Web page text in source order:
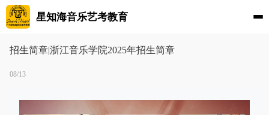
星知海音乐艺考教育
招生简章|浙江音乐学院2025年招生简章
08/13